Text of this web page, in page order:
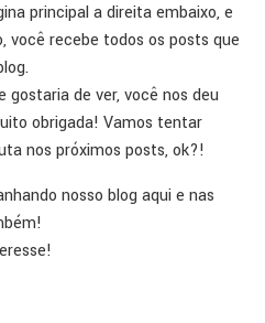
principal a direita embaixo, e
você recebe todos os posts que
gostaria de ver, você nos deu
obrigada! Vamos tentar
nos próximos posts, ok?!
nosso blog aqui e nas